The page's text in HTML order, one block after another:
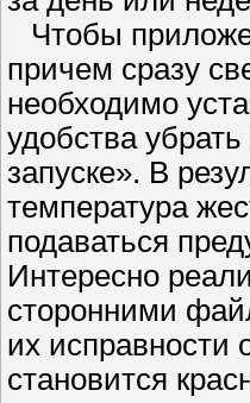
Чтобы
причем сразу
необходимо
удобства
запуске». В
температура
подаваться
Интересно
сторонними
их исправности
становится